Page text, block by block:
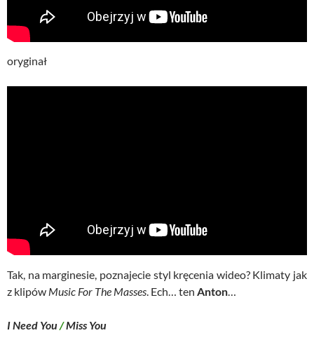
oryginał
Tak, na marginesie, poznajecie styl kręcenia wideo? Klimaty jak
z klipów Music For The Masses. Ech… ten Anton…
I Need You/Miss You